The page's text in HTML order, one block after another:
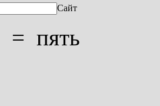
Сайт
= пять